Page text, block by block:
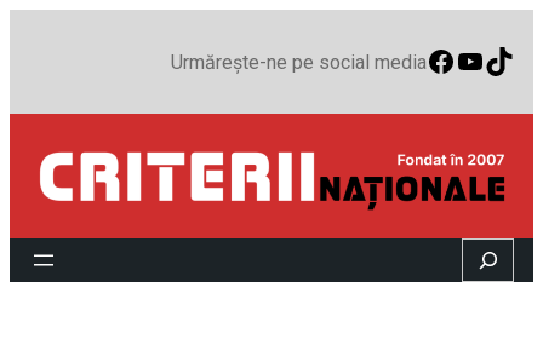
Urmărește-ne pe social media
Search